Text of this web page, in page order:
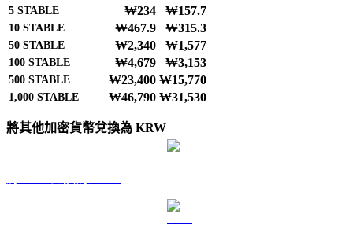
5 STABLE ₩234 ₩157.7
10 STABLE ₩467.9 ₩315.3
50 STABLE ₩2,340 ₩1,577
100 STABLE ₩4,679 ₩3,153
500 STABLE ₩23,400 ₩15,770
1,000 STABLE ₩46,790 ₩31,530
將其他加密貨幣兌換為 KRW